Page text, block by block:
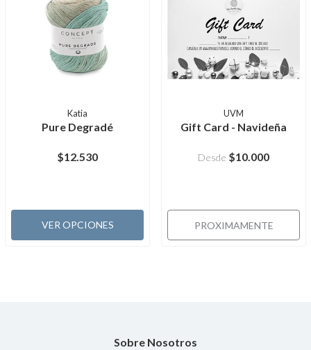
Katia
Pure Degradé
$12.530
VER OPCIONES
UVM
Gift Card - Navideña
Desde $10.000
PROXIMAMENTE
Sobre Nosotros